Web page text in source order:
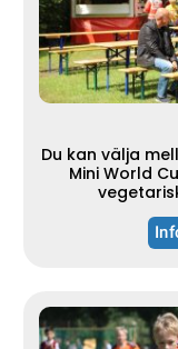
Du kan välja
Mini World